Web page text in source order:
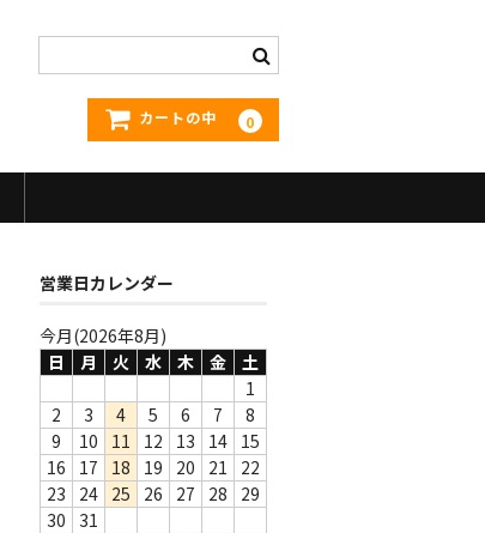
カートの中 0
営業日カレンダー
今月(2026年8月)
日
月 火 水 木 金
土
1
2
3 4 5 6 7
8
9
10 11 12 13 14 15
16
17 18 19 20 21
22
23
24 25 26 27 28
29
30
31